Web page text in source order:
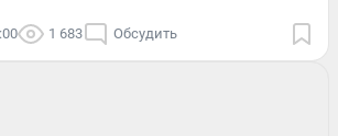
1 683 Обсудить